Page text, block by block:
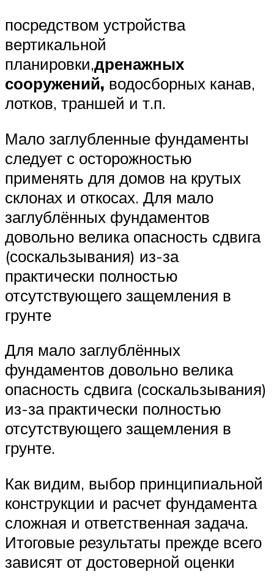
посредством устройства
вертикальной
планировки,дренажных
сооружений, водосборных канав,
лотков, траншей и т.п.
Мало заглубленные фундаменты
следует с осторожностью
применять для домов на крутых
склонах и откосах. Для мало
заглублённых фундаментов
довольно велика опасность сдвига
(соскальзывания) из-за
практически полностью
отсутствующего защемления в
грунте
Для мало заглублённых
фундаментов довольно велика
опасность сдвига (соскальзывания)
из-за практически полностью
отсутствующего защемления в
грунте.
Как видим, выбор принципиальной
конструкции и расчет фундамента
сложная и ответственная задача.
Итоговые результаты прежде всего
зависят от достоверной оценки